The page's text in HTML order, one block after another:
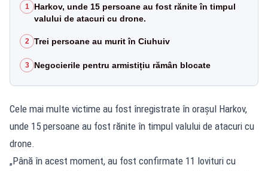
1
Harkov, unde 15 persoane au fost rănite în timpul
valului de atacuri cu drone.
2 Trei persoane au murit în Ciuhuiv
3 Negocierile pentru armistițiu rămân blocate
Cele mai multe victime au fost înregistrate în orașul Harkov,
unde 15 persoane au fost rănite în timpul valului de atacuri cu
drone.
„Până în acest moment, au fost confirmate 11 lovituri cu